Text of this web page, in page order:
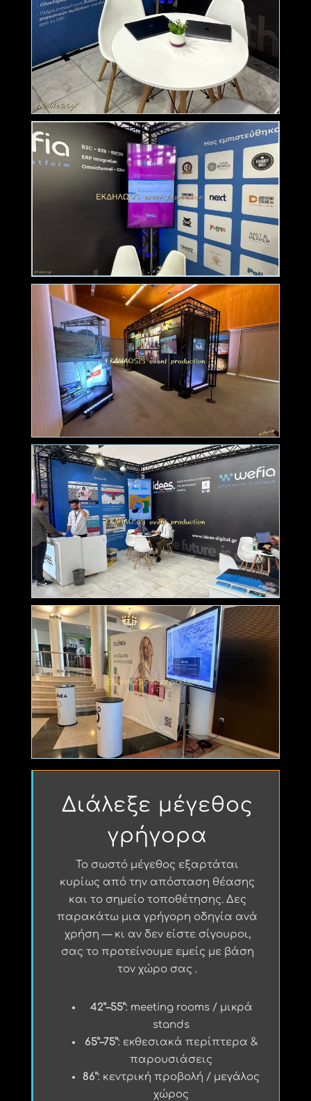
Διάλεξε μέγεθος
γρήγορα
Το σωστό μέγεθος εξαρτάται
κυρίως από την απόσταση θέασης
και το σημείο τοποθέτησης. Δες
παρακάτω μια γρήγορη οδηγία ανά
χρήση — κι αν δεν είστε σίγουροι,
σας το προτείνουμε εμείς με βάση
τον χώρο σας .
42”–55”: meeting rooms / μικρά
stands
65”–75”: εκθεσιακά περίπτερα &
παρουσιάσεις
86”: κεντρική προβολή / μεγάλος
χώρος